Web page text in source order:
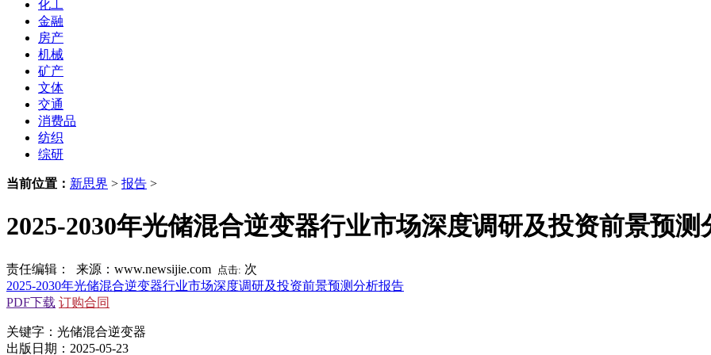
化工
金融
房产
机械
矿产
文体
交通
消费品
纺织
综研
当前位置： 新思界 > 报告 >
2025-2030年光储混合逆变器行业市场深度调研及投资前景预测
责任编辑： 来源：www.newsijie.com 点击: 次
2025-2030年光储混合逆变器行业市场深度调研及投资前景预测分析报告
PDF下载 订购合同
关键字：光储混合逆变器
出版日期：2025-05-23